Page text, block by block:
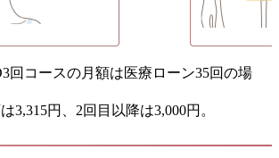
回コースの月額は医療ローン35回の場
3,315円、2回目以降は3,000円。